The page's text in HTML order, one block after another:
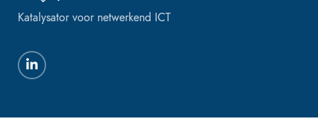
Katalysator voor netwerkend ICT